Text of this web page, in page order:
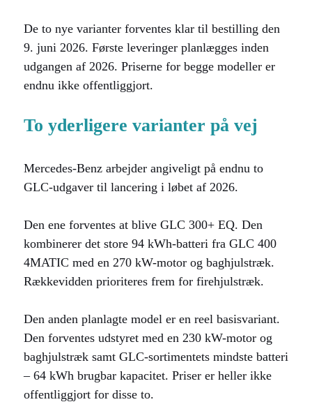
De to nye varianter forventes klar til bestilling den
9. juni 2026. Første leveringer planlægges inden
udgangen af 2026. Priserne for begge modeller er
endnu ikke offentliggjort.
To yderligere varianter på vej
Mercedes-Benz arbejder angiveligt på endnu to
GLC-udgaver til lancering i løbet af 2026.
Den ene forventes at blive GLC 300+ EQ. Den
kombinerer det store 94 kWh-batteri fra GLC 400
4MATIC med en 270 kW-motor og baghjulstræk.
Rækkevidden prioriteres frem for firehjulstræk.
Den anden planlagte model er en reel basisvariant.
Den forventes udstyret med en 230 kW-motor og
baghjulstræk samt GLC-sortimentets mindste batteri
– 64 kWh brugbar kapacitet. Priser er heller ikke
offentliggjort for disse to.